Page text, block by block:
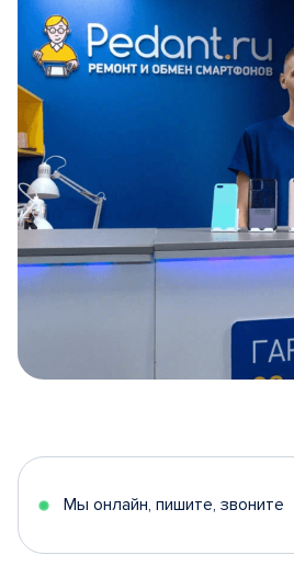
5
Мы онлайн, пишите, звоните